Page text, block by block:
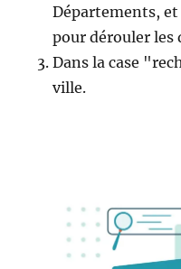
Départements,
pour dérouler les
Dans la case
ville.